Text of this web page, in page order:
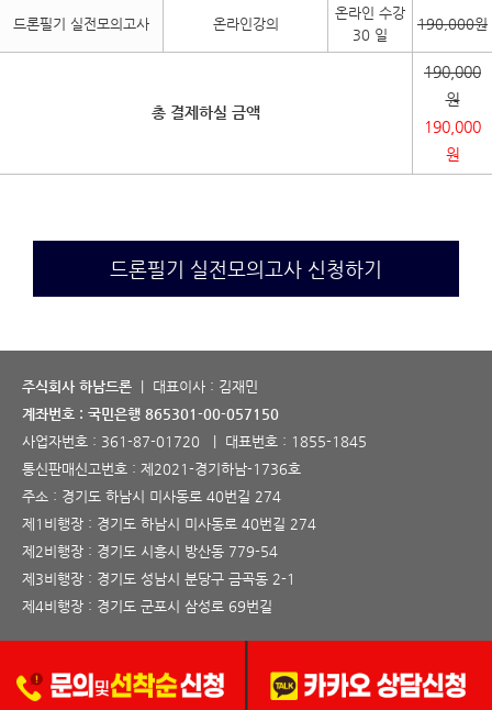
드론필기 실전모의고사 온라인강의
온라인 수강
30 일
190,000원
총 결제하실 금액
190,000
원
190,000
원
드론필기 실전모의고사 신청하기
주식회사 하남드론 | 대표이사 : 김재민
계좌번호 : 국민은행 865301-00-057150
사업자번호 : 361-87-01720 | 대표번호 : 1855-1845
통신판매신고번호 : 제2021-경기하남-1736호
주소 : 경기도 하남시 미사동로 40번길 274
제1비행장 : 경기도 하남시 미사동로 40번길 274
제2비행장 : 경기도 시흥시 방산동 779-54
제3비행장 : 경기도 성남시 분당구 금곡동 2-1
제4비행장 : 경기도 군포시 삼성로 69번길